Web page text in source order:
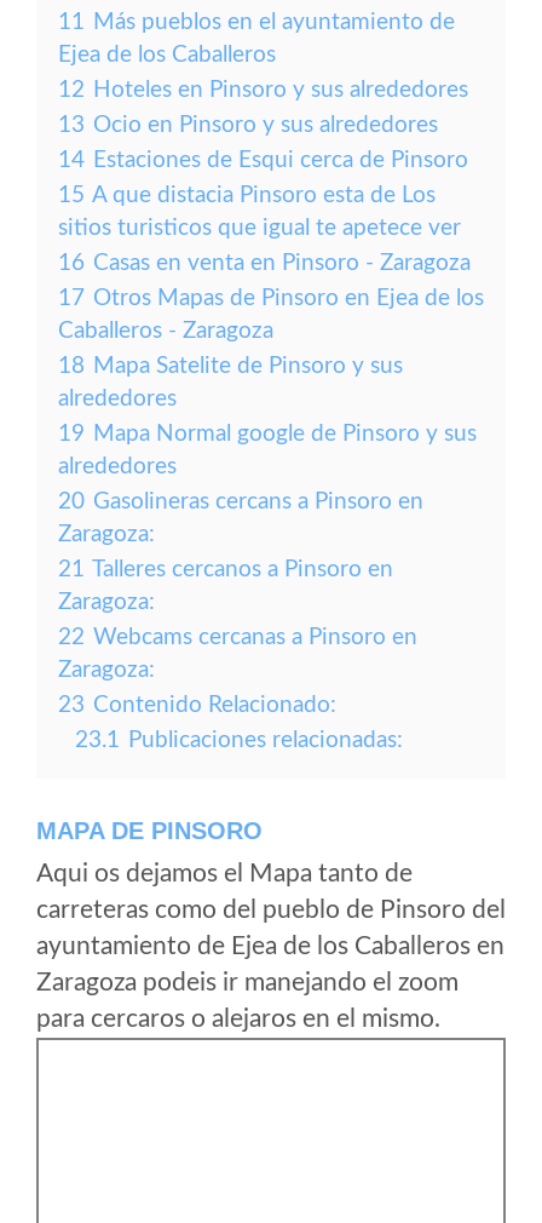
11 Más pueblos en el ayuntamiento de
Ejea de los Caballeros
12 Hoteles en Pinsoro y sus alrededores
13 Ocio en Pinsoro y sus alrededores
14 Estaciones de Esqui cerca de Pinsoro
15 A que distacia Pinsoro esta de Los
sitios turisticos que igual te apetece ver
16 Casas en venta en Pinsoro - Zaragoza
17 Otros Mapas de Pinsoro en Ejea de los
Caballeros - Zaragoza
18 Mapa Satelite de Pinsoro y sus
alrededores
19 Mapa Normal google de Pinsoro y sus
alrededores
20 Gasolineras cercans a Pinsoro en
Zaragoza:
21 Talleres cercanos a Pinsoro en
Zaragoza:
22 Webcams cercanas a Pinsoro en
Zaragoza:
23 Contenido Relacionado:
23.1 Publicaciones relacionadas:
MAPA DE PINSORO
Aqui os dejamos el Mapa tanto de
carreteras como del pueblo de Pinsoro del
ayuntamiento de Ejea de los Caballeros en
Zaragoza podeis ir manejando el zoom
para cercaros o alejaros en el mismo.